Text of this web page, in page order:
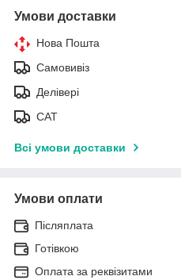
Умови доставки
Нова Пошта
Самовивіз
Делівері
САТ
Всі умови доставки
Умови оплати
Післяплата
Готівкою
Оплата за реквізитами